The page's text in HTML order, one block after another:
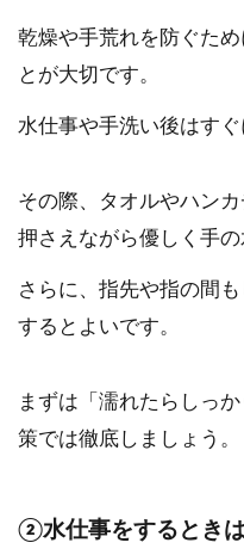
乾燥や手荒れを防ぐた
とが大切です。
水仕事や手洗い後はす
その際、タオルやハン
押さえながら優しく手の
さらに、指先や指の間
するとよいです。
まずは「濡れたらしっ
策では徹底しましょう。
②水仕事をするとき